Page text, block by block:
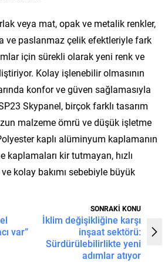
veya mat, opak ve metalik renkler,
ve paslanmaz çelik efektleriyle fark
için sürekli olarak yeni renk ve
Kolay işlenebilir olmasının
konfor ve güven sağlamasıyla
Skypanel, birçok farklı tasarım
malzeme ömrü ve düşük işletme
kaplı alüminyum kaplamanın
kaplamaları kir tutmayan, hızlı
kolay bakımı sebebiyle büyük
var”
SONRAKİ KONU
İklim değişikliğine karşı
inşaat sektörü:
Sürdürülebilirlikte yeni
adımlar atıyor